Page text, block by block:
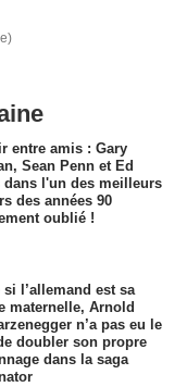
entre amis : Gary
Sean Penn et Ed
dans l'un des meilleurs
des années 90
oublié !
si l’allemand est sa
maternelle, Arnold
n’a pas eu le
doubler son propre
dans la saga